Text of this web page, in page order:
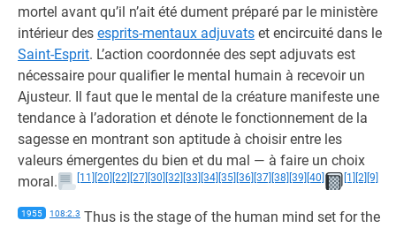
mortel avant qu’il n’ait été dument préparé par le ministère
intérieur des esprits-mentaux adjuvats et encircuité dans le
Saint-Esprit. L’action coordonnée des sept adjuvats est
nécessaire pour qualifier le mental humain à recevoir un
Ajusteur. Il faut que le mental de la créature manifeste une
tendance à l’adoration et dénote le fonctionnement de la
sagesse en montrant son aptitude à choisir entre les
valeurs émergentes du bien et du mal — à faire un choix
moral.
[11] [20] [22] [27] [30] [32] [33] [34] [35] [36] [37] [38] [39] [40] [1] [2] [9]
1955 108:2.3 Thus is the stage of the human mind set for the